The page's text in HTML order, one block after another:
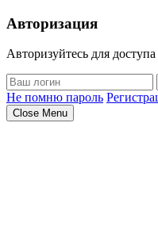
Авторизация
Авторизуйтесь для
Не помню пароль
Close Menu